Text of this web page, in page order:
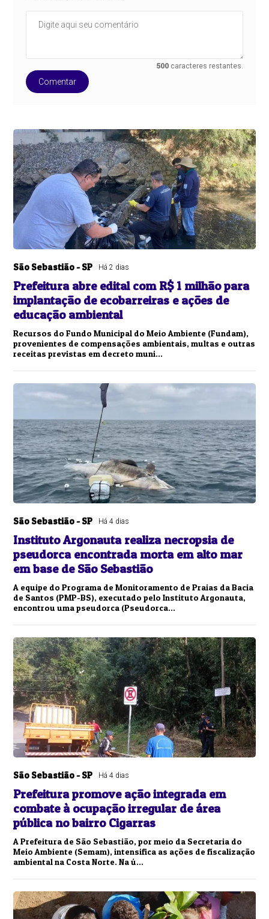
500 caracteres restantes.
Comentar
São Sebastião - SP Há 2 dias
Prefeitura abre edital com R$ 1 milhão para
implantação de ecobarreiras e ações de
educação ambiental
Recursos do Fundo Municipal do Meio Ambiente (Fundam),
provenientes de compensações ambientais, multas e outras
receitas previstas em decreto muni...
São Sebastião - SP Há 4 dias
Instituto Argonauta realiza necropsia de
pseudorca encontrada morta em alto mar
em base de São Sebastião
A equipe do Programa de Monitoramento de Praias da Bacia
de Santos (PMP-BS), executado pelo Instituto Argonauta,
encontrou uma pseudorca (Pseudorca...
São Sebastião - SP Há 4 dias
Prefeitura promove ação integrada em
combate à ocupação irregular de área
pública no bairro Cigarras
A Prefeitura de São Sebastião, por meio da Secretaria do
Meio Ambiente (Semam), intensifica as ações de fiscalização
ambiental na Costa Norte. Na ú...